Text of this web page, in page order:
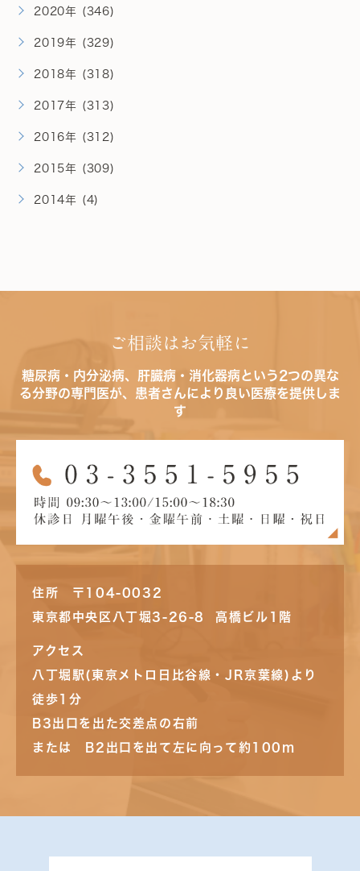
2020年 (346)
2019年 (329)
2018年 (318)
2017年 (313)
2016年 (312)
2015年 (309)
2014年 (4)
ご相談はお気軽に
糖尿病・内分泌病、肝臓病・消化器病という2つの異な
る分野の専門医が、患者さんにより良い医療を提供しま
す
住所 〒104-0032
東京都中央区八丁堀3-26-8 高橋ビル1階
アクセス
八丁堀駅(東京メトロ日比谷線・JR京葉線)より
徒歩1分
B3出口を出た交差点の右前
または B2出口を出て左に向って約100m